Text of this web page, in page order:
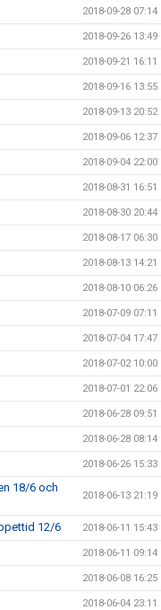
2018-09-28 07:14
2018-09-26 13:49
2018-09-21 16:11
2018-09-16 13:55
2018-09-13 20:52
2018-09-06 12:37
2018-09-04 22:00
2018-08-31 16:51
2018-08-30 20:44
2018-08-17 06:30
2018-08-13 14:21
2018-08-10 06:26
2018-07-09 07:11
2018-07-04 17:47
2018-07-02 10:00
2018-07-01 22:06
2018-06-28 09:51
2018-06-28 08:14
2018-06-26 15:33
18/6 och
2018-06-13 21:19
12/6 2018-06-11 15:43
2018-06-11 09:14
2018-06-08 16:25
2018-06-04 23:11